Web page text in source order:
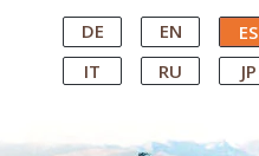
DE EN ES
IT
RU JP